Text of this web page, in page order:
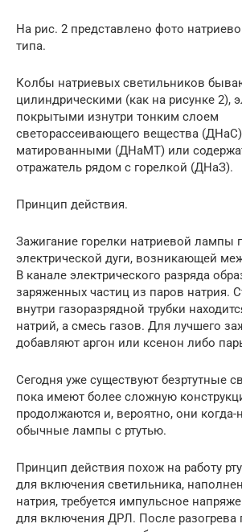
На рис. 2 представлено фото
типа.
Колбы натриевых светильников
цилиндрическими (как на рисунке 2),
покрытыми изнутри тонким слоем
светорассеивающего вещества
матированными (ДНаМТ) или
отражатель рядом с горелкой (ДНаЗ).
Принцип действия.
Зажигание горелки натриевой лампы
электрической дуги, возникающей
В канале электрического разряда
заряженных частиц из паров натрия.
внутри газоразрядной трубки
натрий, а смесь газов. Для лучшего
добавляют аргон или ксенон либо
Сегодня уже существуют безртутные
пока имеют более сложную
продолжаются и, вероятно, они когда-
обычные лампы с ртутью.
Принцип действия похож на работу
для включения светильника,
натрия, требуется импульсное
для включения ДРЛ. После разогрева